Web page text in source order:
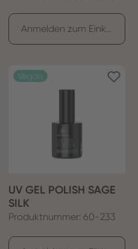
Vegan
UV GEL POLISH SAGE
SILK
Produktnummer: 60-233